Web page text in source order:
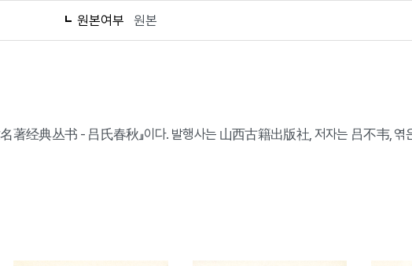
원본여부 원본
著经典丛书 - 吕氏春秋』이다. 발행사는 山西古籍出版社, 저자는 吕不韦, 엮